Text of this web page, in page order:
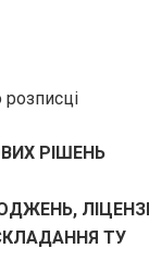
РІШЕНЬ
ТУ